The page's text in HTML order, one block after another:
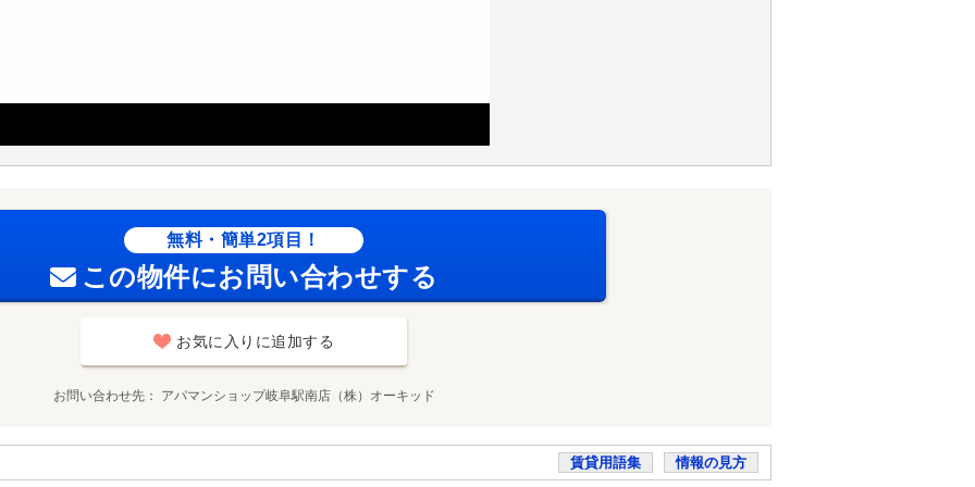
無料・簡単2項目！
この物件にお問い合わせする
お気に入りに追加する
お問い合わせ先 アパマンショップ岐阜駅南店（株）オーキッド
賃貸用語集 情報の見方